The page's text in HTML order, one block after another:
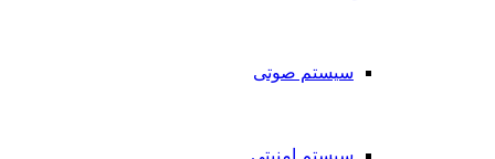
سیستم صوتی
سیستم امنیتی